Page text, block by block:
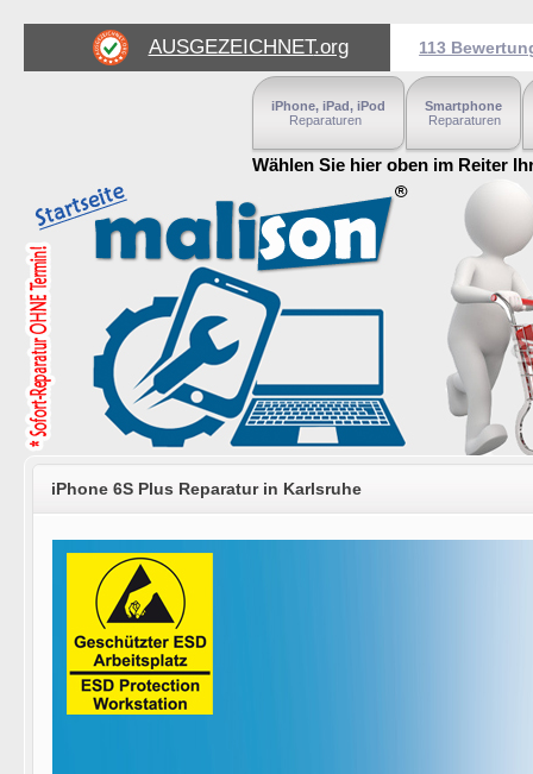
AUSGEZEICHNET.org 113
iPhone, iPad, iPod
Reparaturen
Smartphone
Reparaturen
Wählen Sie hier oben im Reiter
iPhone 6S Plus Reparatur in Karlsruhe